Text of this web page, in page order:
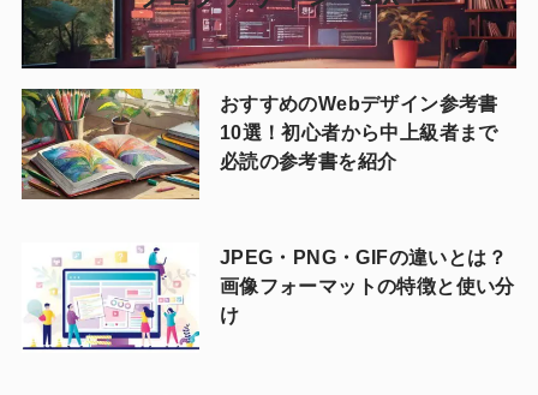
おすすめのWebデザイン参考書
10選！初心者から中上級者まで
必読の参考書を紹介
JPEG・PNG・GIFの違いとは？
画像フォーマットの特徴と使い分
け